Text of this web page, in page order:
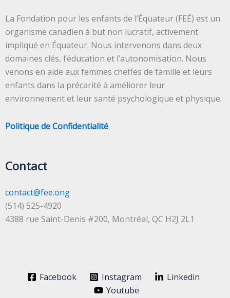
La Fondation pour les enfants de l’Équateur (FEÉ) est un
organisme canadien à but non lucratif, activement
impliqué en Équateur. Nous intervenons dans deux
domaines clés, l’éducation et l’autonomisation. Nous
venons en aide aux femmes cheffes de famille et leurs
enfants dans la précarité à améliorer leur
environnement et leur santé psychologique et physique.
Politique de Confidentialité
Contact
contact@fee.ong
(514) 525-4920
4388 rue Saint-Denis #200, Montréal, QC H2J 2L1
Facebook Instagram
Linkedin
Youtube